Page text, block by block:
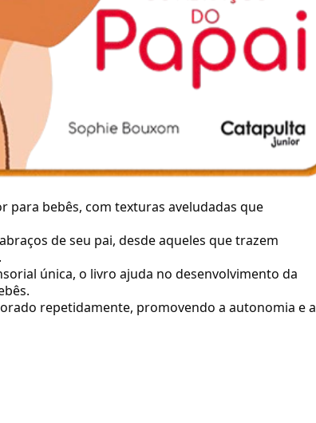
para bebês, com texturas aveludadas que
de seu pai, desde aqueles que trazem
única, o livro ajuda no desenvolvimento da
repetidamente, promovendo a autonomia e a